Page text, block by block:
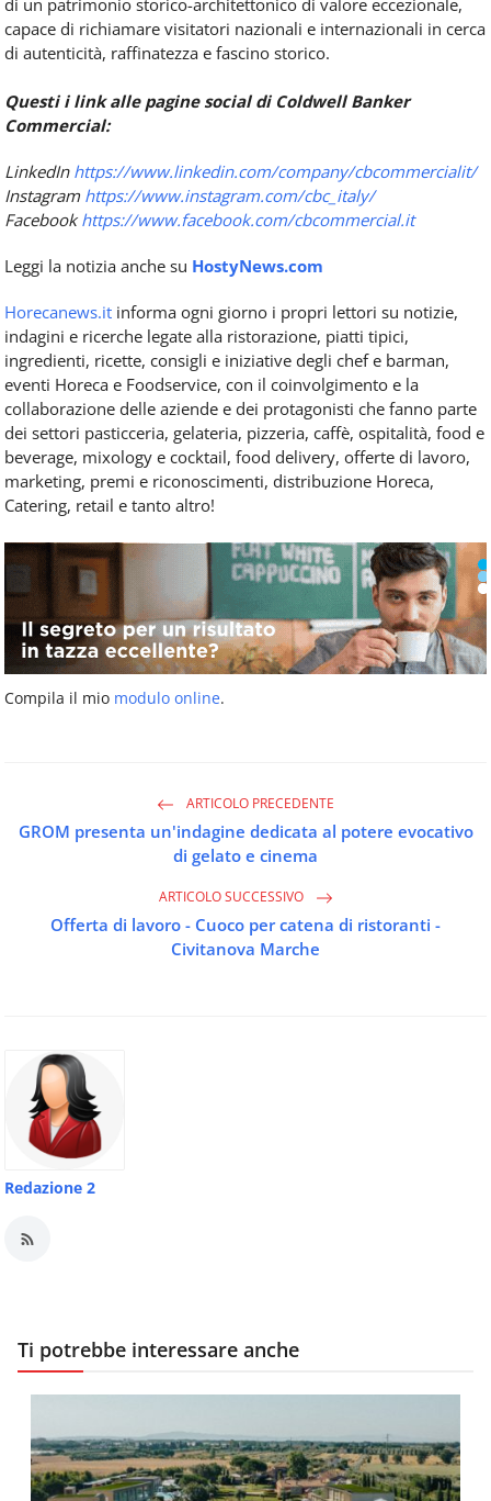
di un patrimonio storico-architettonico di valore eccezionale,
capace di richiamare visitatori nazionali e internazionali in cerca
di autenticità, raffinatezza e fascino storico.
Questi i link alle pagine social di Coldwell Banker
Commercial:
LinkedIn https://www.linkedin.com/company/cbcommercialit/
Instagram https://www.instagram.com/cbc_italy/
Facebookhttps://www.facebook.com/cbcommercial.it
Leggi la notizia anche su HostyNews.com
Horecanews.it informa ogni giorno i propri lettori su notizie,
indagini e ricerche legate alla ristorazione, piatti tipici,
ingredienti, ricette, consigli e iniziative degli chef e barman,
eventi Horeca e Foodservice, con il coinvolgimento e la
collaborazione delle aziende e dei protagonisti che fanno parte
dei settori pasticceria, gelateria, pizzeria, caffè, ospitalità, food e
beverage, mixology e cocktail, food delivery, offerte di lavoro,
marketing, premi e riconoscimenti, distribuzione Horeca,
Catering, retail e tanto altro!
Compila il mio modulo online.
ARTICOLO PRECEDENTE
GROM presenta un'indagine dedicata al potere evocativo
di gelato e cinema
ARTICOLO SUCCESSIVO
Offerta di lavoro - Cuoco per catena di ristoranti -
Civitanova Marche
Redazione 2
Ti potrebbe interessare anche